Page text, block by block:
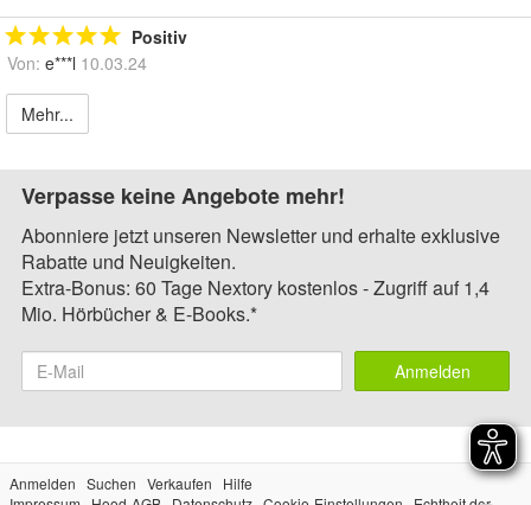
Positiv
Von: e***l 10.03.24
Mehr...
Verpasse keine Angebote mehr!
Abonniere jetzt unseren Newsletter und erhalte exklusive
Rabatte und Neuigkeiten.
Extra-Bonus: 60 Tage Nextory kostenlos - Zugriff auf 1,4
Mio. Hörbücher & E-Books.*
Anmelden
Anmelden Suchen Verkaufen
Hilfe